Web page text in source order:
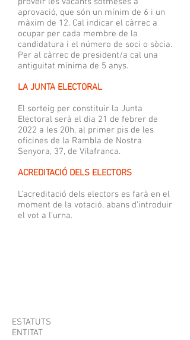
aprovació, que són un mínim de 6 i un
màxim de 12. Cal indicar el càrrec a
ocupar per cada membre de la
candidatura i el número de soci o sòcia.
Per al càrrec de president/a cal una
antiguitat mínima de 5 anys.
LA JUNTA ELECTORAL
El sorteig per constituir la Junta
Electoral serà el dia 21 de febrer de
2022 a les 20h, al primer pis de les
oficines de la Rambla de Nostra
Senyora, 37, de Vilafranca.
ACREDITACIÓ DELS ELECTORS
L’acreditació dels electors es farà en el
moment de la votació, abans d’introduir
el vot a l’urna.
ESTATUTS
ENTITAT